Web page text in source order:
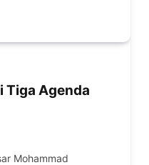
Tiga Agenda
Mohammad